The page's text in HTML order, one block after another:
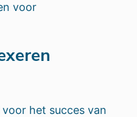
voor
het succes van